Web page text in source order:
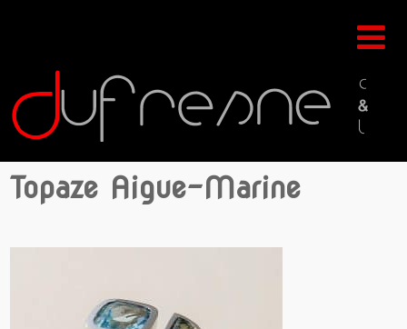
Topaze Aigue-Marine